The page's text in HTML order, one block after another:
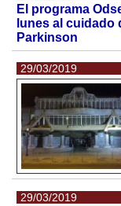
El programa
lunes al cuidado
Parkinson
29/03/2019
29/03/2019